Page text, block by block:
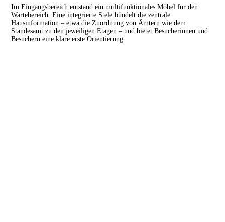
Im Eingangsbereich entstand ein multifunktionales Möbel für den
Wartebereich. Eine integrierte Stele bündelt die zentrale
Hausinformation – etwa die Zuordnung von Ämtern wie dem
Standesamt zu den jeweiligen Etagen – und bietet Besucherinnen und
Besuchern eine klare erste Orientierung.